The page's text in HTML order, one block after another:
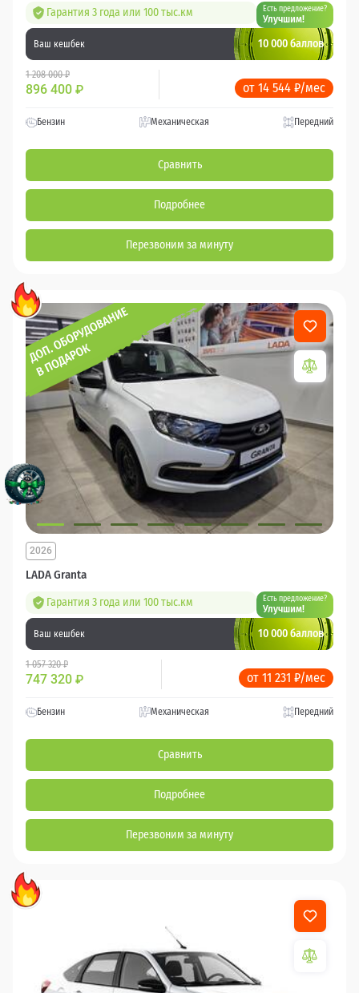
Гарантия 3 года или 100 тыс.км Есть предложение?
Улучшим!
Ваш кешбек 10 000 баллов
1 208 000 ₽
896 400 ₽ от 14 544 ₽/мес
Бензин Механическая Передний
Сравнить
Подробнее
Перезвоним за минуту
LADA Granta
2026
Гарантия 3 года или 100 тыс.км Есть предложение?
Улучшим!
Ваш кешбек 10 000 баллов
1 057 320 ₽
747 320 ₽ от 11 231 ₽/мес
Бензин Механическая Передний
Сравнить
Подробнее
Перезвоним за минуту